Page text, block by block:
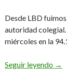
Desde LBD
autoridad
miércoles en la
Seguir leyendo →